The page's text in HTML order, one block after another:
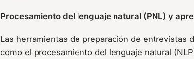
Procesamiento del lenguaje natural (PNL) y
Las herramientas de preparación de entrevistas
como el procesamiento del lenguaje natural